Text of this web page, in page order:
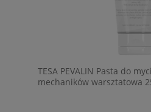
TESA PEVALIN Pasta do
mechaników warsztatowa